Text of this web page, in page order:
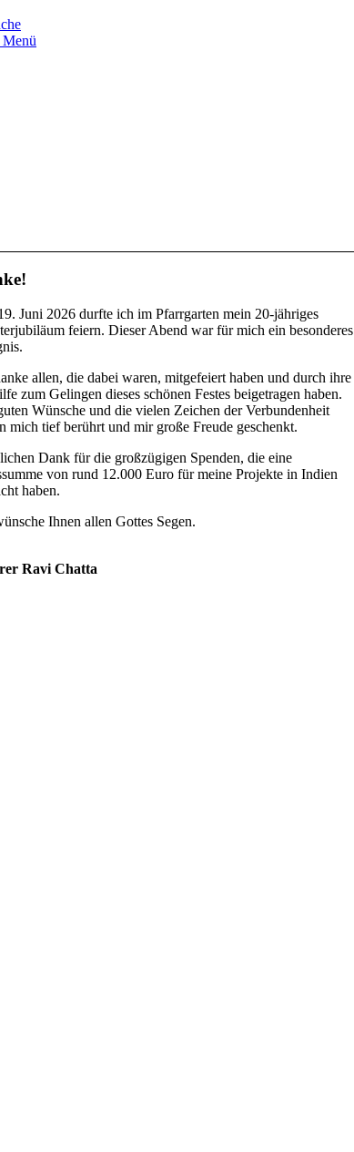
Menü
Juni 2026 durfte ich im Pfarrgarten mein 20-jähriges
feiern. Dieser Abend war für mich ein besonderes
allen, die dabei waren, mitgefeiert haben und durch ihre
zum Gelingen dieses schönen Festes beigetragen haben.
Wünsche und die vielen Zeichen der Verbundenheit
mich tief berührt und mir große Freude geschenkt.
Dank für die großzügigen Spenden, die eine
von rund 12.000 Euro für meine Projekte in Indien
haben.
Ihnen allen Gottes Segen.
Ravi Chatta